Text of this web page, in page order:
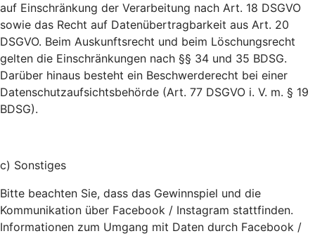
auf Einschränkung der Verarbeitung nach Art. 18 DSGVO
sowie das Recht auf Datenübertragbarkeit aus Art. 20
DSGVO. Beim Auskunftsrecht und beim Löschungsrecht
gelten die Einschränkungen nach §§ 34 und 35 BDSG.
Darüber hinaus besteht ein Beschwerderecht bei einer
Datenschutzaufsichtsbehörde (Art. 77 DSGVO i. V. m. § 19
BDSG).
c) Sonstiges
Bitte beachten Sie, dass das Gewinnspiel und die
Kommunikation über Facebook / Instagram stattfinden.
Informationen zum Umgang mit Daten durch Facebook /